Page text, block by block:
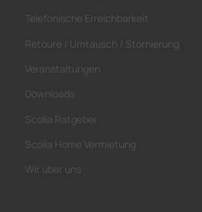
Telefonische Erreichbarkeit
Retoure / Umtausch / Stornierung
Veranstaltungen
Downloads
Scolia Ratgeber
Scolia Home Vermietung
Wir über uns